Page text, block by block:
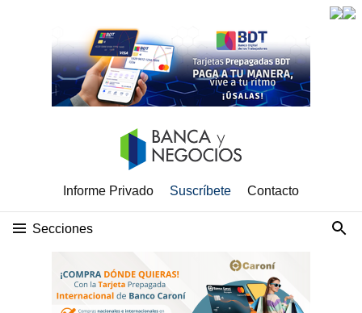
Informe Privado Suscríbete Contacto
Secciones